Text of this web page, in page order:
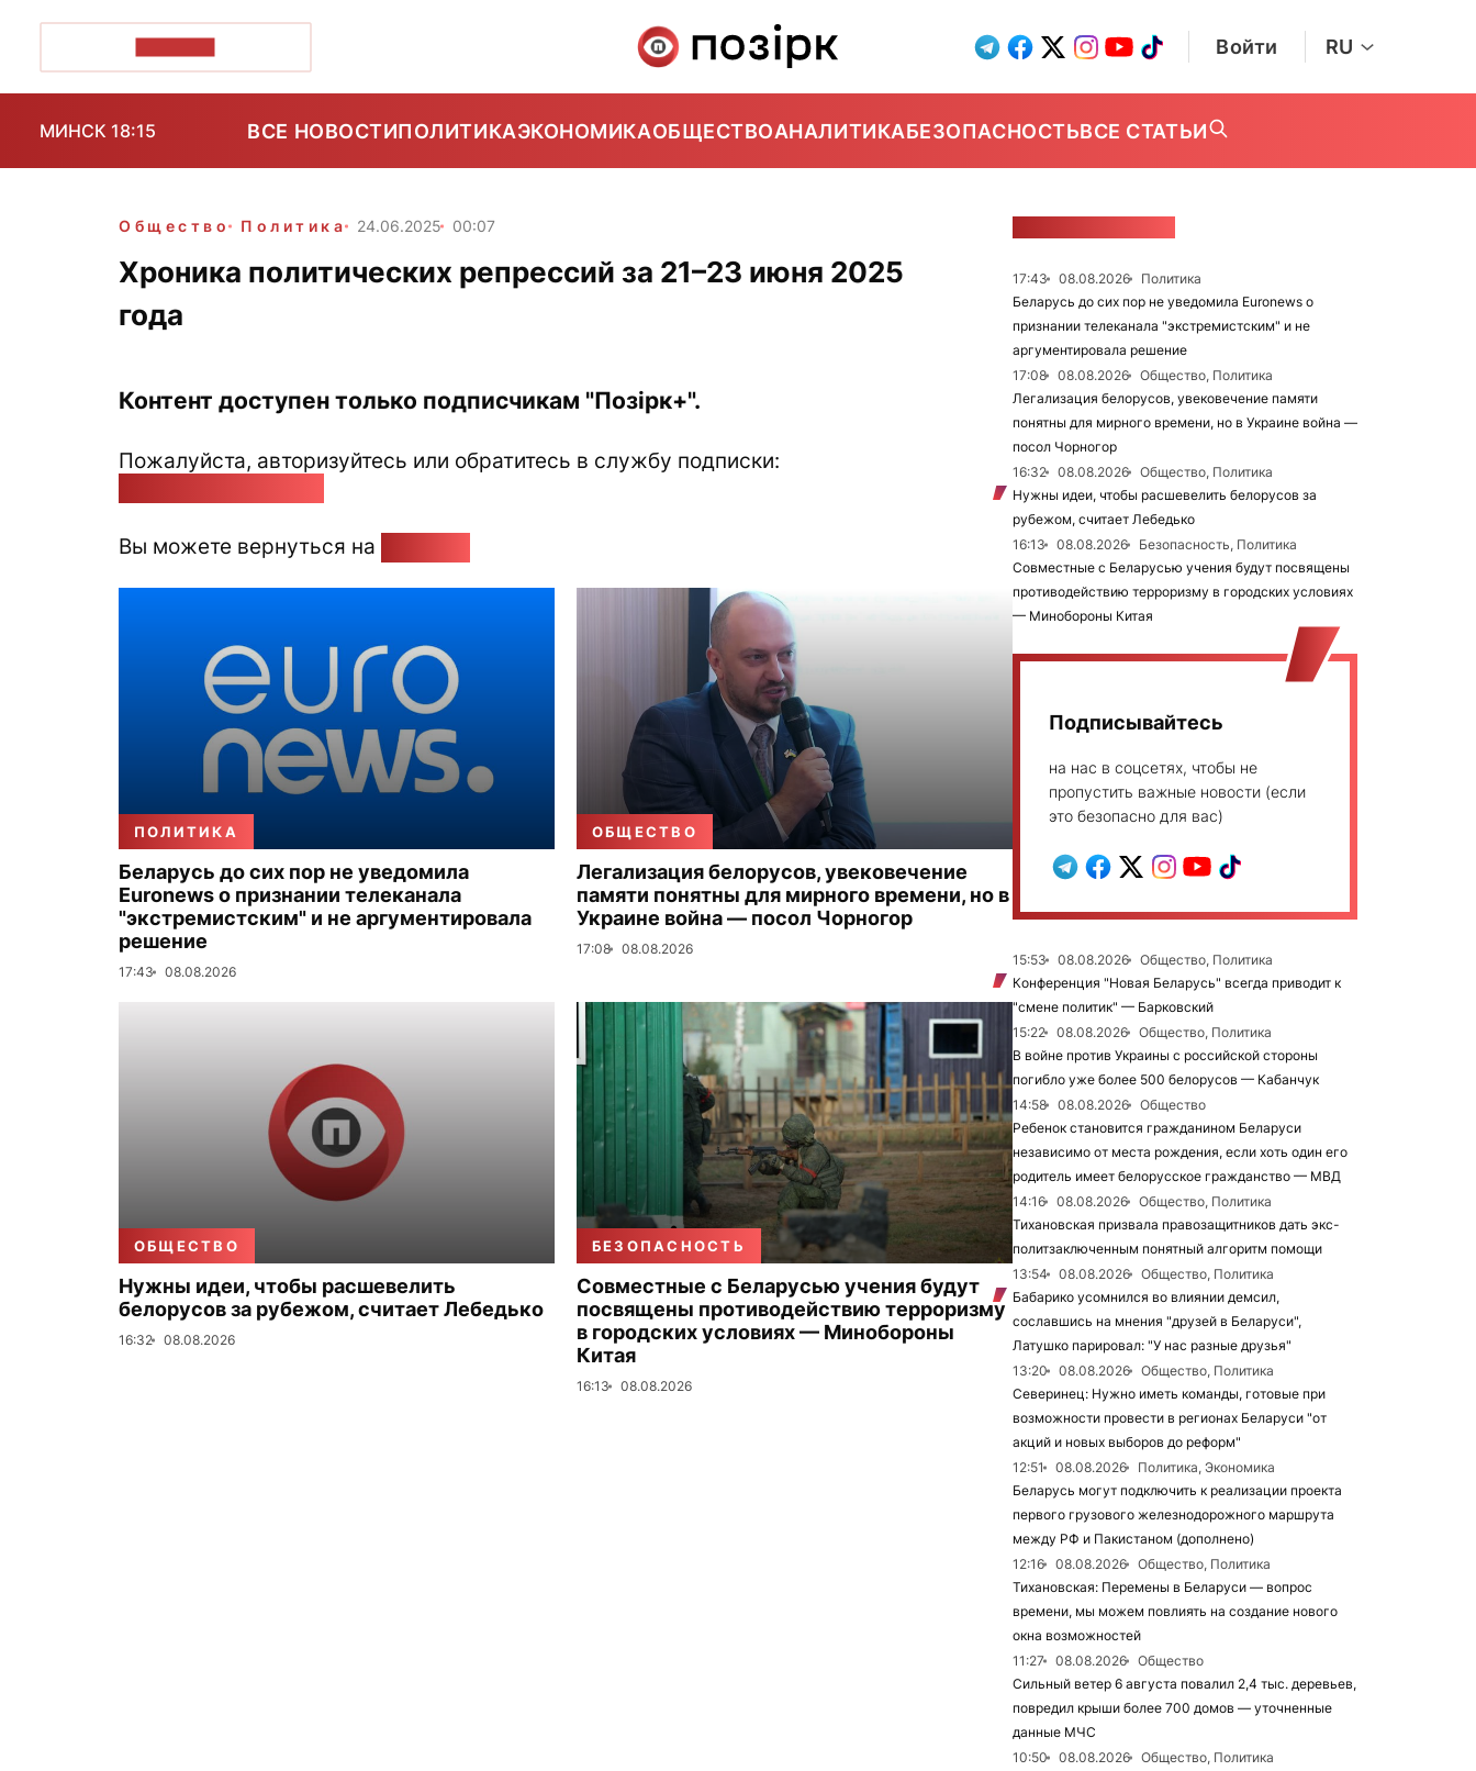
Войти RU
МИНСК 18:15 ВСЕ НОВОСТИПОЛИТИКАЭКОНОМИКАОБЩЕСТВОАНАЛИТИКАБЕЗОПАСНОСТЬВСЕ СТАТЬИ
Общество Политика 24.06.2025 00:07
Хроника политических репрессий за 21–23 июня 2025
года
Контент доступен только подписчикам "Позірк+".
Пожалуйста, авторизуйтесь или обратитесь в службу подписки:
Вы можете вернуться на
ПОЛИТИКА
Беларусь до сих пор не уведомила
Euronews о признании телеканала
"экстремистским" и не аргументировала
решение
17:43 08.08.2026
ОБЩЕСТВО
Легализация белорусов, увековечение
памяти понятны для мирного времени, но в
Украине война — посол Чорногор
17:08 08.08.2026
ОБЩЕСТВО
Нужны идеи, чтобы расшевелить
белорусов за рубежом, считает Лебедько
16:32 08.08.2026
БЕЗОПАСНОСТЬ
Совместные с Беларусью учения будут
посвящены противодействию терроризму
в городских условиях — Минобороны
Китая
16:13 08.08.2026
17:43 08.08.2026
Политика
Беларусь до сих пор не уведомила Euronews о
признании телеканала "экстремистским" и не
аргументировала решение
17:08
08.08.2026
Общество, Политика
Легализация белорусов, увековечение памяти
понятны для мирного времени, но в Украине война —
посол Чорногор
16:32
08.08.2026
Общество, Политика
Нужны идеи, чтобы расшевелить белорусов за
рубежом, считает Лебедько
16:13
08.08.2026
Безопасность, Политика
Совместные с Беларусью учения будут посвящены
противодействию терроризму в городских условиях
— Минобороны Китая
Подписывайтесь
на нас в соцсетях, чтобы не
пропустить важные новости (если
это безопасно для вас)
15:53 08.08.2026
Общество, Политика
Конференция "Новая Беларусь" всегда приводит к
"смене политик" — Барковский
15:22
08.08.2026
Общество, Политика
В войне против Украины с российской стороны
погибло уже более 500 белорусов — Кабанчук
14:58
08.08.2026
Общество
Ребенок становится гражданином Беларуси
независимо от места рождения, если хоть один его
родитель имеет белорусское гражданство — МВД
14:16
08.08.2026
Общество, Политика
Тихановская призвала правозащитников дать экс-
политзаключенным понятный алгоритм помощи
13:54
08.08.2026
Общество, Политика
Бабарико усомнился во влиянии демсил,
сославшись на мнения "друзей в Беларуси",
Латушко парировал: "У нас разные друзья"
13:20
08.08.2026
Общество, Политика
Северинец: Нужно иметь команды, готовые при
возможности провести в регионах Беларуси "от
акций и новых выборов до реформ"
12:51
08.08.2026
Политика, Экономика
Беларусь могут подключить к реализации проекта
первого грузового железнодорожного маршрута
между РФ и Пакистаном (дополнено)
12:16
08.08.2026
Общество, Политика
Тихановская: Перемены в Беларуси — вопрос
времени, мы можем повлиять на создание нового
окна возможностей
11:27
08.08.2026
Общество
Сильный ветер 6 августа повалил 2,4 тыс. деревьев,
повредил крыши более 700 домов — уточненные
данные МЧС
10:50
08.08.2026
Общество, Политика